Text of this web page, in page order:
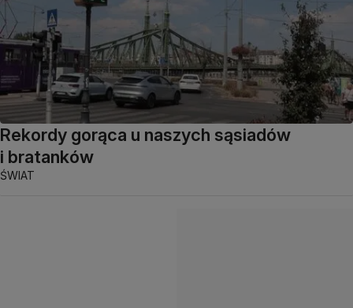
Rekordy gorąca u naszych sąsiadów
i bratanków
ŚWIAT